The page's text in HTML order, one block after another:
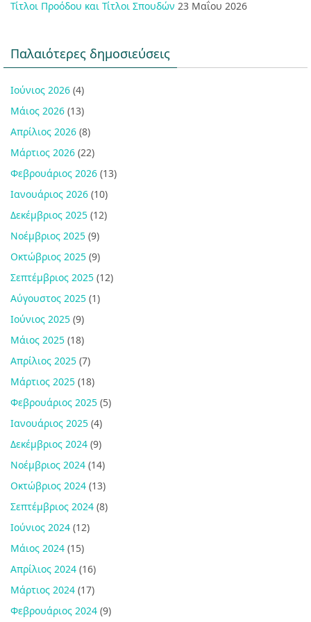
Τίτλοι Προόδου και Τίτλοι Σπουδών 23 Μαΐου 2026
Παλαιότερες δημοσιεύσεις
Ιούνιος 2026 (4)
Μάιος 2026 (13)
Απρίλιος 2026 (8)
Μάρτιος 2026 (22)
Φεβρουάριος 2026 (13)
Ιανουάριος 2026 (10)
Δεκέμβριος 2025 (12)
Νοέμβριος 2025 (9)
Οκτώβριος 2025 (9)
Σεπτέμβριος 2025 (12)
Αύγουστος 2025 (1)
Ιούνιος 2025 (9)
Μάιος 2025 (18)
Απρίλιος 2025 (7)
Μάρτιος 2025 (18)
Φεβρουάριος 2025 (5)
Ιανουάριος 2025 (4)
Δεκέμβριος 2024 (9)
Νοέμβριος 2024 (14)
Οκτώβριος 2024 (13)
Σεπτέμβριος 2024 (8)
Ιούνιος 2024 (12)
Μάιος 2024 (15)
Απρίλιος 2024 (16)
Μάρτιος 2024 (17)
Φεβρουάριος 2024 (9)